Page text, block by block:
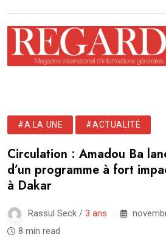
#A LA UNE #ACTUALITÉ
Circulation : Amadou Ba
d’un programme à fort
à Dakar
Rassul Seck / 3 ans
8 min read